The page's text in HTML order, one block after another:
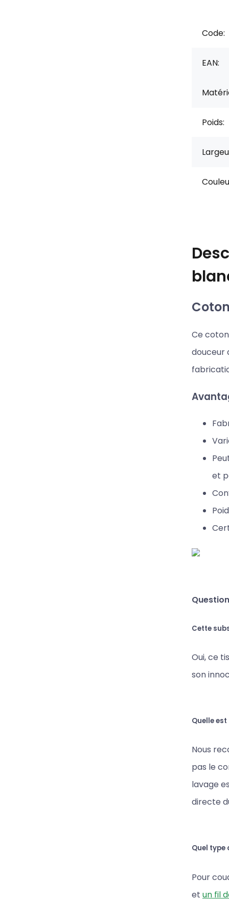
Code:
EAN:
Poids:
Ce
douceur
et
Cette
Oui, ce
son
Quelle
Nous
pas le
lavage
directe
Quel type
Pour
et un fil